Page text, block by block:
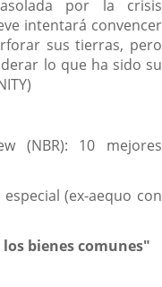
por la crisis
intentará convencer
sus tierras, pero
lo que ha sido su
(NBR): 10 mejores
(ex-aequo con
bienes comunes"